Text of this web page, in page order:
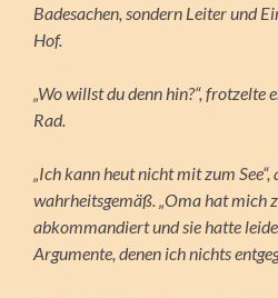
Badesachen, sondern Leiter und
Hof.
„Wo willst du denn hin?“, frotzelte
Rad.
„Ich kann heut nicht mit zum
wahrheitsgemäß. „Oma hat mich
abkommandiert und sie hatte
Argumente, denen ich nichts